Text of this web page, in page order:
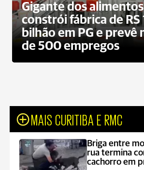
Gigante dos alimentos
constrói fábrica de RS
bilhão em PG e prevê
de 500 empregos
MAIS CURITIBA E RMC
Briga entre
rua termina
cachorro em